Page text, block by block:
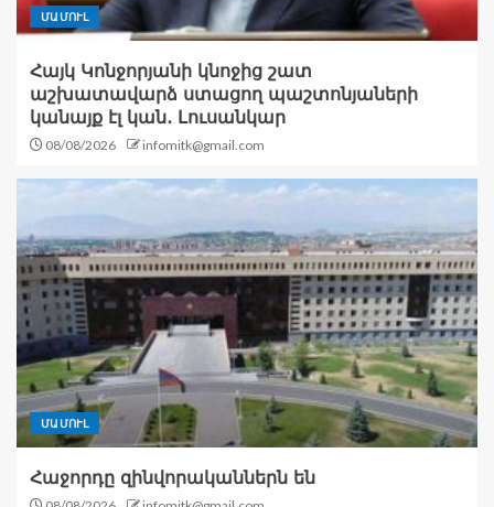
ՄԱՄՈՒԼ
Հայկ Կոնջորյանի կնոջից շատ
աշխատավարձ ստացող պաշտոնյաների
կանայք էլ կան․ Լուսանկար
08/08/2026 infomitk@gmail.com
ՄԱՄՈՒԼ
Հաջորդը զինվորականներն են